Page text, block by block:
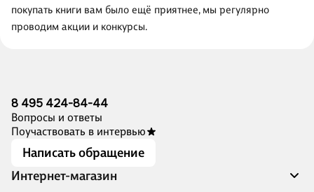
покупать книги вам было ещё приятнее, мы регулярно
проводим акции и конкурсы.
8 495 424-84-44
Вопросы и ответы
Поучаствовать в интервью
Написать обращение
Интернет-магазин